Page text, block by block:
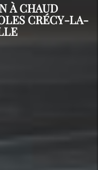
À CHAUD
CRÉCY-LA-